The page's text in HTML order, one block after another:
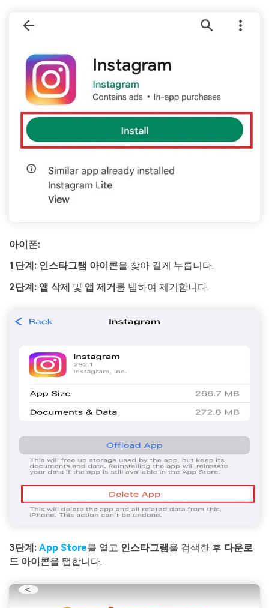
아이폰:
1단계: 인스타그램 아이콘을 찾아 길게 누릅니다.
2단계: 앱 삭제 및 앱 제거 를 탭하여 제거합니다.
3단계: App Store를 열고 인스타그램 을 검색한 후 다운로
드 아이콘을 탭합니다.